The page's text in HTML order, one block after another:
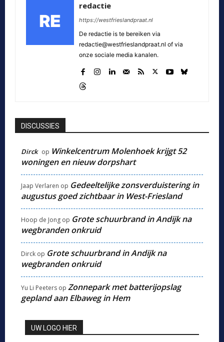
redactie
https://westfrieslandpraat.nl
De redactie is te bereiken via
redactie@westfrieslandpraat.nl of via
onze sociale media kanalen.
DISCUSSIES
Dirck op Winkelcentrum Molenhoek krijgt 52
woningen en nieuw dorpshart
Jaap Verlaren op Gedeeltelijke zonsverduistering in
augustus goed zichtbaar in West-Friesland
Hoop de Jong op Grote schuurbrand in Andijk na
wegbranden onkruid
Dirck op Grote schuurbrand in Andijk na
wegbranden onkruid
Yu Li Peeters op Zonnepark met batterijopslag
gepland aan Elbaweg in Hem
UW LOGO HIER